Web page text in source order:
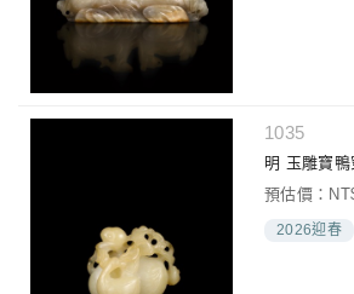
1035
明 玉雕寶鴨
預估價：
2026迎春